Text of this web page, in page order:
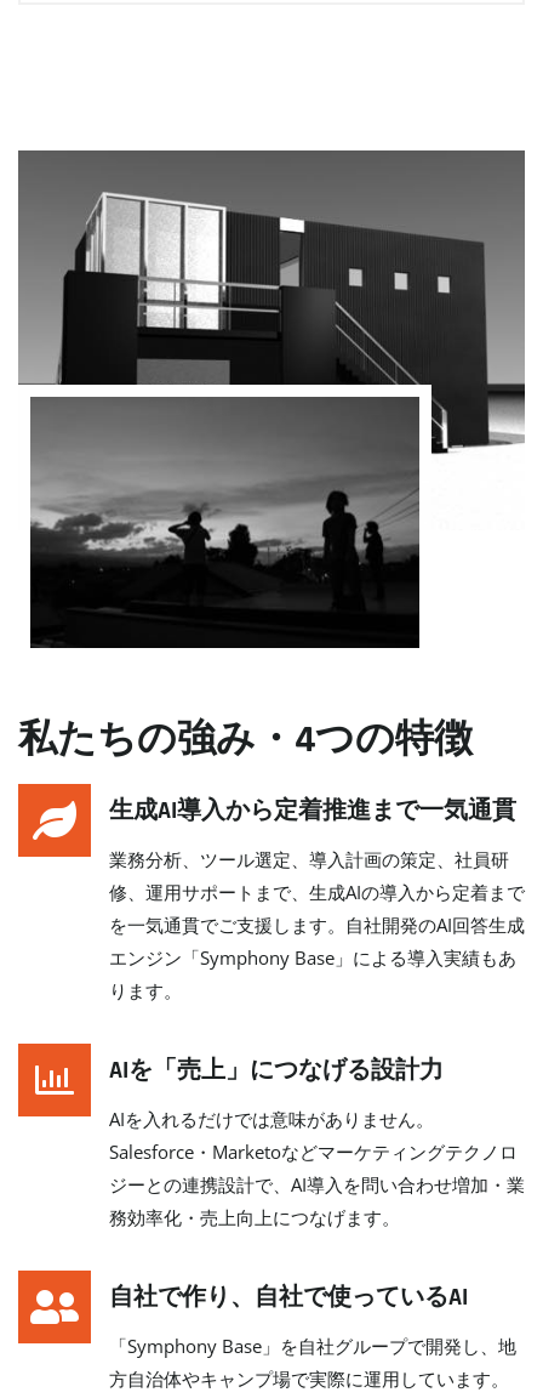
私たちの強み・4つの特徴
生成AI導入から定着推進まで一気通貫
業務分析、ツール選定、導入計画の策定、社員研
修、運用サポートまで、生成AIの導入から定着まで
を一気通貫でご支援します。自社開発のAI回答生成
エンジン「Symphony Base」による導入実績もあ
ります。
AIを「売上」につなげる設計力
AIを入れるだけでは意味がありません。
Salesforce・Marketoなどマーケティングテクノロ
ジーとの連携設計で、AI導入を問い合わせ増加・業
務効率化・売上向上につなげます。
自社で作り、自社で使っているAI
「Symphony Base」を自社グループで開発し、地
方自治体やキャンプ場で実際に運用しています。